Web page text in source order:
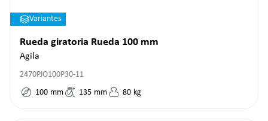
Variantes
Rueda giratoria Rueda 100 mm
Agila
2470PJO100P30-11
100 mm 135 mm 80 kg